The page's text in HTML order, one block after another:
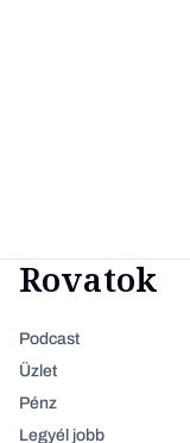
Rovatok
Podcast
Üzlet
Pénz
Legyél jobb